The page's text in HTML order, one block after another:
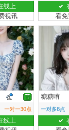
线上
视讯
看
一对一30点
线上
糖糖唷
一对多8点